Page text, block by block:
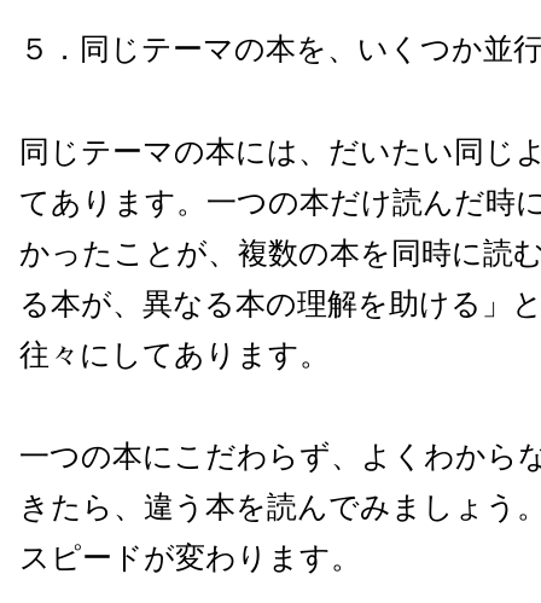
５．同じテーマの本を、いくつか並
同じテーマの本には、だいたい同じ
てあります。一つの本だけ読んだ時
かったことが、複数の本を同時に読
る本が、異なる本の理解を助ける」
往々にしてあります。
一つの本にこだわらず、よくわから
きたら、違う本を読んでみましょう
スピードが変わります。